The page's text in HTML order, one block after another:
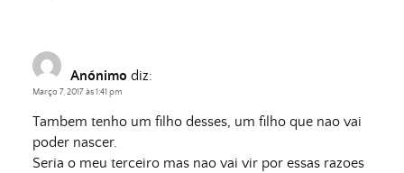
Anónimo diz:
Março 7, 2017 às 1:41 pm
Tambem tenho um filho desses, um filho que nao vai
poder nascer.
Seria o meu terceiro mas nao vai vir por essas razoes